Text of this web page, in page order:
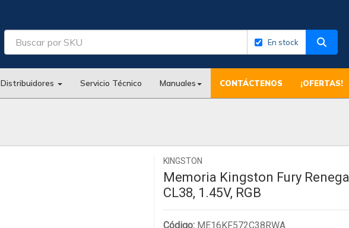
En stock
Distribuidores Servicio Técnico Manuales CONTÁCTENOS ¡OFERTAS!
KINGSTON
Memoria Kingston Fury
CL38, 1.45V, RGB
Código: ME16KF572C38RWA